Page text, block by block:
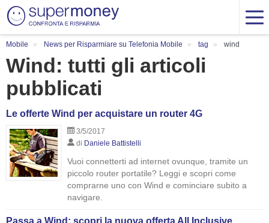
Mobile News per Risparmiare su Telefonia Mobile tag wind
Wind: tutti gli articoli
pubblicati
Le offerte Wind per acquistare un router 4G
3/5/2017
di Daniele Battistelli
Vuoi connetterti ad internet ovunque, tramite un
piccolo router portatile? Leggi e scopri come
comprarne uno con Wind e cominciare subito a
navigare.
Passa a Wind: scopri la nuova offerta All Inclusive